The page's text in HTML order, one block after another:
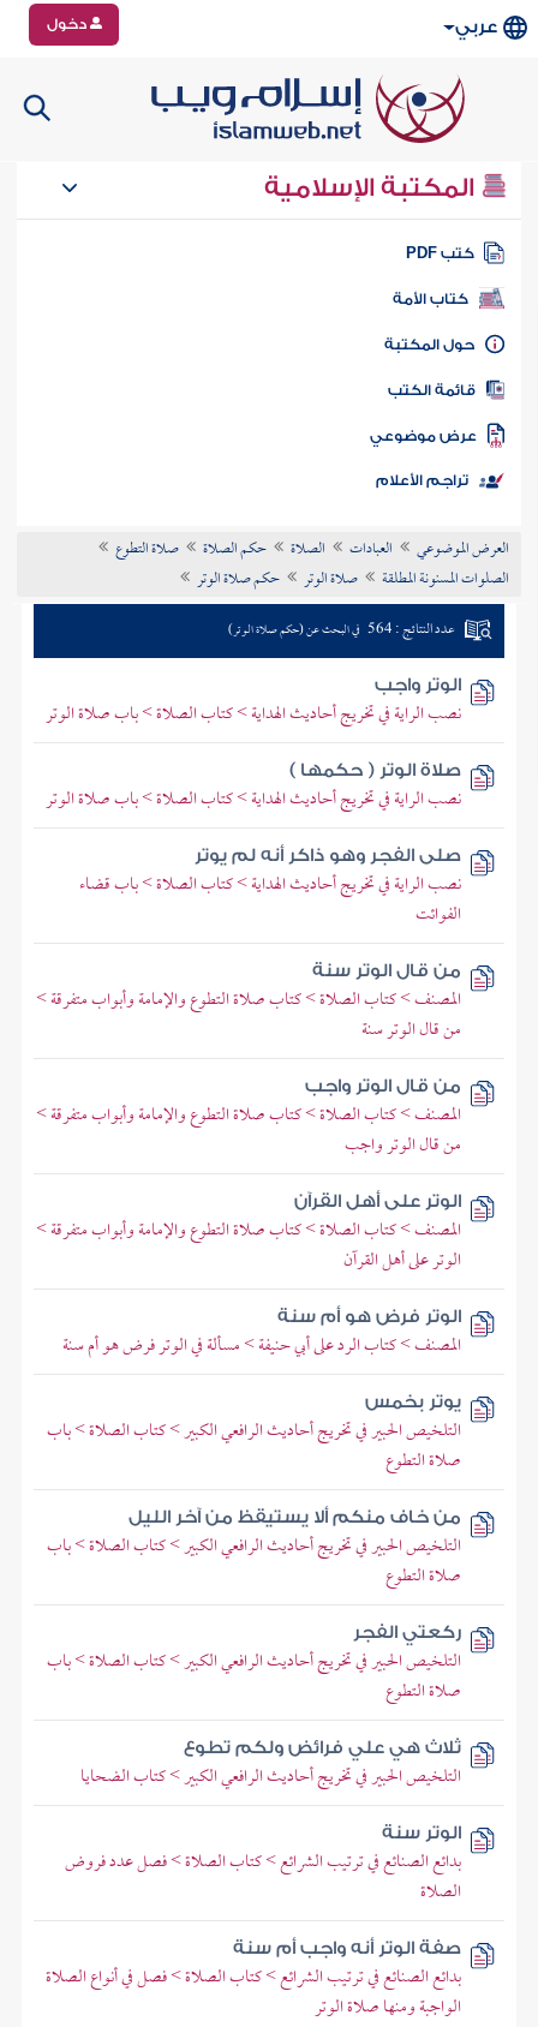
عربي دخول
المكتبة الإسلامية
كتب PDF
كتاب الأمة
المكتبة
الكتب
موضوعي
تراجم الأعلام
العرض الموضوعي العبادات الصلاة حكم الصلاة
صلاة التطوع
الصلوات المسنونة المطلقة
صلاة الوتر حكم صلاة الوتر
عدد النتائج : 564 في البحث عن (حكم صلاة الوتر)
الوتر واجب
نصب الراية في تخريج أحاديث الهداية > كتاب الصلاة > باب صلاة الوتر
صلاة الوتر ( حكمها )
نصب الراية في تخريج أحاديث الهداية > كتاب الصلاة > باب صلاة الوتر
صلى الفجر وهو ذاكر أنه لم يوتر
نصب الراية في تخريج أحاديث الهداية > كتاب الصلاة > باب قضاء
الفوائت
من قال الوتر سنة
المصنف > كتاب الصلاة > كتاب صلاة التطوع والإمامة وأبواب متفرقة >
من قال الوتر سنة
من قال الوتر واجب
المصنف > كتاب الصلاة > كتاب صلاة التطوع والإمامة وأبواب متفرقة >
من قال الوتر واجب
الوتر على أهل القرآن
المصنف > كتاب الصلاة > كتاب صلاة التطوع والإمامة وأبواب متفرقة >
الوتر على أهل القرآن
الوتر فرض هو أم سنة
المصنف > كتاب الرد على أبي حنيفة > مسألة في الوتر فرض هو أم سنة
يوتر بخمس
التلخيص الحبير في تخريج أحاديث الرافعي الكبير > كتاب الصلاة > باب
صلاة التطوع
من خاف منكم ألا يستيقظ من آخر الليل
التلخيص الحبير في تخريج أحاديث الرافعي الكبير > كتاب الصلاة > باب
صلاة التطوع
ركعتي الفجر
التلخيص الحبير في تخريج أحاديث الرافعي الكبير > كتاب الصلاة > باب
صلاة التطوع
ثلاث هي علي فرائض ولكم تطوع
التلخيص الحبير في تخريج أحاديث الرافعي الكبير > كتاب الضحايا
الوتر سنة
بدائع الصنائع في ترتيب الشرائع > كتاب الصلاة > فصل عدد فروض
الصلاة
صفة الوتر أنه واجب أم سنة
بدائع الصنائع في ترتيب الشرائع > كتاب الصلاة > فصل في أنواع الصلاة
الواجبة ومنها صلاة الوتر